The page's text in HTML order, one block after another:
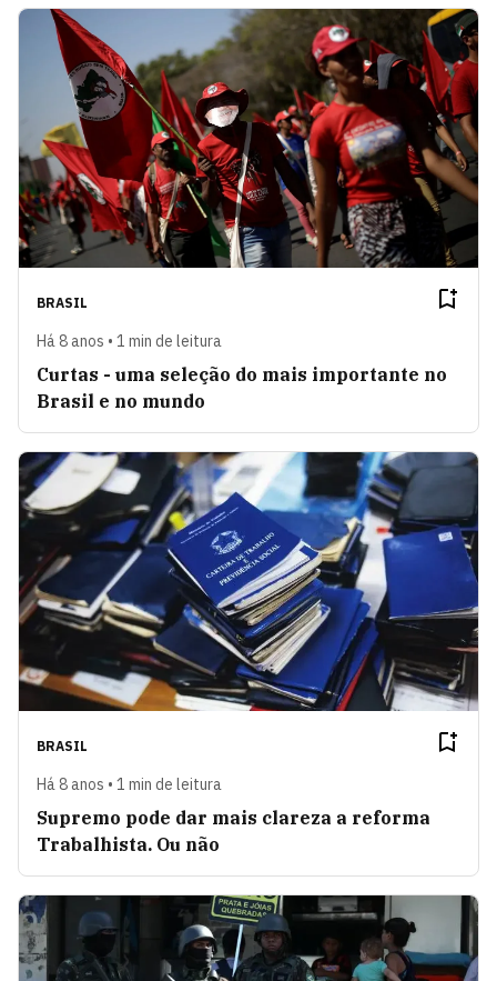
BRASIL
Há 8 anos • 1 min de leitura
Curtas - uma seleção do mais importante no
Brasil e no mundo
BRASIL
Há 8 anos • 1 min de leitura
Supremo pode dar mais clareza a reforma
Trabalhista. Ou não